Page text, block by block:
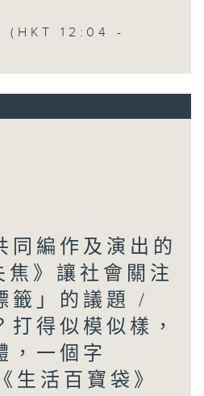
(HKT 12:04 -
同編作及演出的
》讓社會關注
籤」的議題 /
打得似模似樣，
，一個字
生活百寶袋》